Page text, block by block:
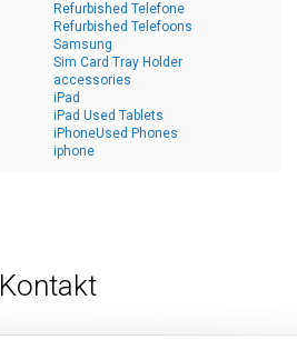
Refurbished Telefone
Refurbished Telefoons
Samsung
Sim Card Tray Holder
accessories
iPad
iPad Used Tablets
iPhoneUsed Phones
iphone
Kontakt